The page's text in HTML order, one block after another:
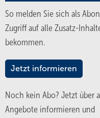
So melden Sie sich als
Zugriff auf alle Zusatz-
bekommen.
Jetzt informieren
Noch kein Abo? Jetzt über
Angebote informieren und